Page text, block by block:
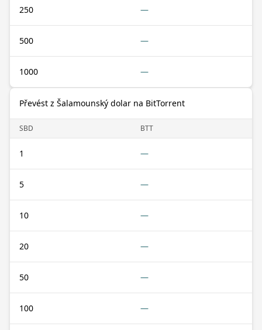
250 —
500 —
1000 —
Převést z Šalamounský dolar na BitTorrent
SBD BTT
1 —
5 —
10 —
20 —
50 —
100 —